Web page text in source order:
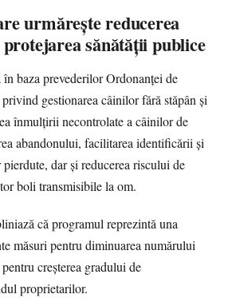
urmărește reducerea
sănătății publice
baza prevederilor Ordonanței de
gestionarea câinilor fără stăpân și
înmulțirii necontrolate a câinilor de
abandonului, facilitarea identificării și
dar și reducerea riscului de
boli transmisibile la om.
că programul reprezintă una
măsuri pentru diminuarea numărului
creșterea gradului de
proprietarilor.